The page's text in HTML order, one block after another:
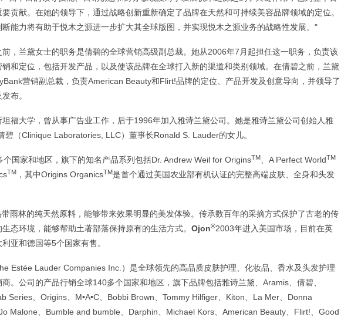
贡献。在她的领导下，通过战略创新重新确定了品牌在天然和可持续美容品牌领域的定位。
能力将有助于悦木之源进一步扩大其全球版图，并实现悦木之源业务的战略性发展。"
，兰黛女士的职务是倩碧的全球营销高级副总裁。她从2006年7月起担任这一职务，负责该
和定位，包括开发产品，以及使该品牌在全球打入新的渠道和类别领域。在倩碧之前，兰黛
营销副总裁，负责American Beauty和Flirt!品牌的定位、产品开发及创意导向，并领导了
布。
福大学，曾从事广告业工作，后于1996年加入雅诗兰黛公司。她是雅诗兰黛公司创始人雅
碧（Clinique Laboratories, LLC）董事长Ronald S. Lauder的女儿。
个国家和地区，旗下的知名产品系列包括Dr. Andrew Weil for OriginsTM 、A Perfect WorldTM
TM ，其中Origins OrganicsTM是首个通过美国农业部有机认证的完整高端皮肤、全身和头发
雨林的纯天然原料，能够带来效果明显的美发体验。传承数百年的采摘方式保护了古老的传
态环境，能够帮助土著部落保持原有的生活方式。 Ojon®2003年进入美国市场，目前在英
亚和德国等5个国家有售。
Estée Lauder Companies Inc.）是全球领先的高品质皮肤护理、化妆品、香水及头发护理
。公司的产品行销全球140多个国家和地区，旗下品牌包括雅诗兰黛、Aramis、倩碧、
Series、Origins、M•A•C、Bobbi Brown、Tommy Hilfiger、Kiton、La Mer、Donna
Malone、Bumble and bumble、Darphin、Michael Kors、American Beauty、Flirt!、Good